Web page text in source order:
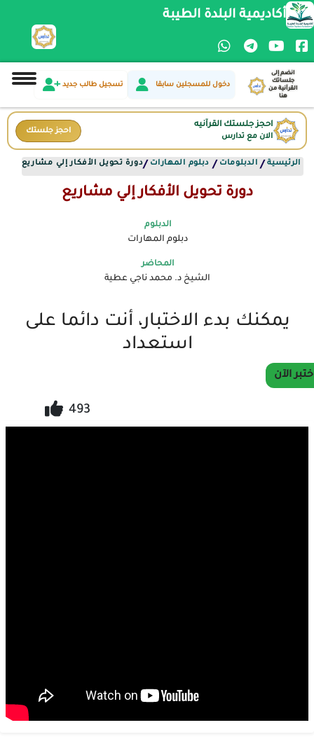
أكاديمية البلدة الطيبة
دخول للمسجلين سابقا تسجيل طالب جديد
انضم إلى
جلساتك
القرآنية من
هنا
احجز جلستك القرآنيه
الان مع تدارس
احجز جلستك
الرئيسية / الدبلومات / دبلوم المهارات /دورة تحويل الأفكار إلي مشاريع
دورة تحويل الأفكار إلي مشاريع
الدبلوم
دبلوم المهارات
المحاضر
الشيخ د. محمد ناجي عطية
يمكنك بدء الاختبار، أنت دائما على
استعداد
الآن
493